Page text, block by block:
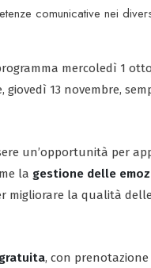
comunicative nei
mercoledì 1
giovedì 13 novembre,
un’opportunità per
la gestione delle
migliorare la qualità
gratuita, con